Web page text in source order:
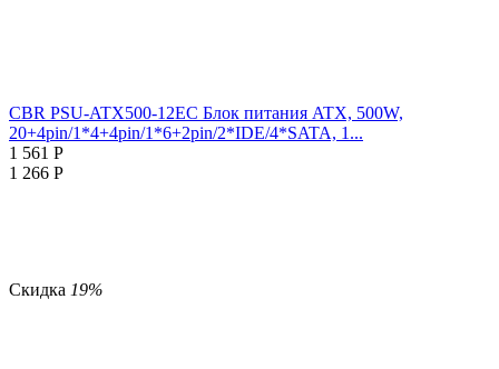
CBR PSU-ATX500-12EC Блок питания ATX, 500W,
20+4pin/1*4+4pin/1*6+2pin/2*IDE/4*SATA, 1...
1 561 Р
1 266 Р
Скидка 19%